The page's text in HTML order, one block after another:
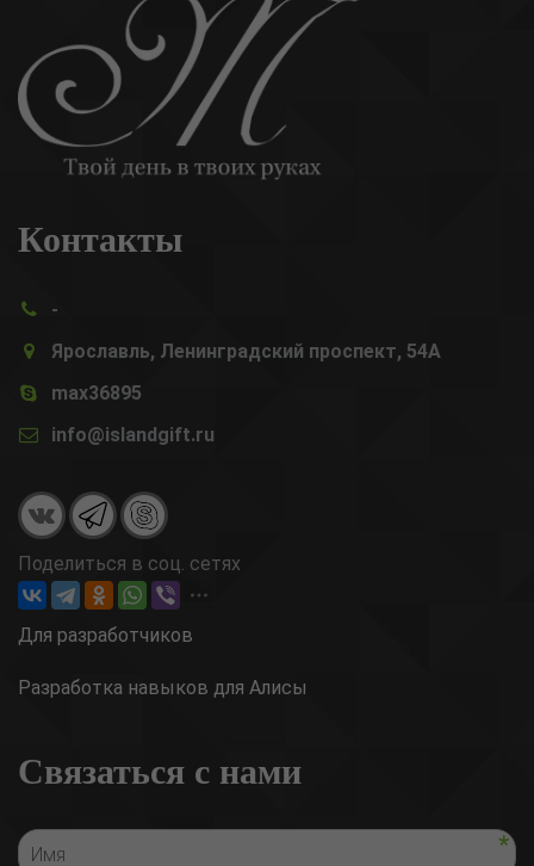
Контакты
-
Ярославль, Ленинградский проспект, 54А
max36895
info@islandgift.ru
Поделиться в соц. сетях
Для разработчиков
Разработка навыков для Алисы
Связаться с нами